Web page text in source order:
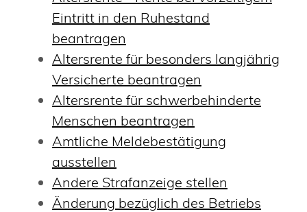
Eintritt in den Ruhestand
beantragen
Altersrente für besonders langjährig
Versicherte beantragen
Altersrente für schwerbehinderte
Menschen beantragen
Amtliche Meldebestätigung
ausstellen
Andere Strafanzeige stellen
Änderung bezüglich des Betriebs